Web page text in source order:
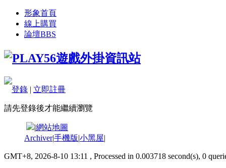
形象首頁
線上購買
論壇BBS
登錄 | 立即註冊
請先登錄後才能繼續瀏覽
|網站地圖
Archiver|手機版|小黑屋|
GMT+8, 2026-8-10 13:11 , Processed in 0.003718 second(s), 0